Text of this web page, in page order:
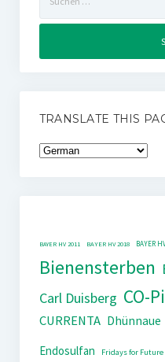
nach:
TRANSLATE THIS
BAYER HV 2011 BAYER HV 2018 BAYER
Bienensterben
Carl Duisberg CO-
CURRENTA Dhünnaue
Endosulfan
Fridays for Future